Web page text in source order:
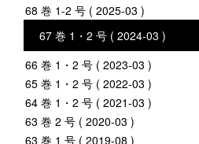
68 巻 1-2 号 ( 2025-03 )
67 巻 1・2 号 ( 2024-03 )
66 巻 1・2 号 ( 2023-03 )
65 巻 1・2 号 ( 2022-03 )
64 巻 1・2 号 ( 2021-03 )
63 巻 2 号 ( 2020-03 )
63 巻 1 号 ( 2019-08 )